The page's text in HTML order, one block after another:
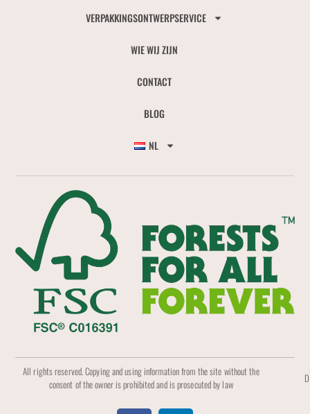
VERPAKKINGSONTWERPSERVICE
WIE WIJ ZIJN
CONTACT
BLOG
NL
All rights reserved. Copying and using information from the site without the
consent of the owner is prohibited and is prosecuted by law